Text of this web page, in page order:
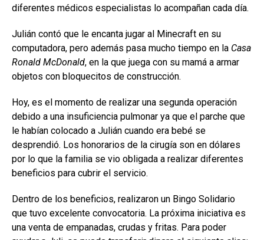
diferentes médicos especialistas lo acompañan cada día.
Julián contó que le encanta jugar al Minecraft en su
computadora, pero además pasa mucho tiempo en la Casa
Ronald McDonald, en la que juega con su mamá a armar
objetos con bloquecitos de construcción.
Hoy, es el momento de realizar una segunda operación
debido a una insuficiencia pulmonar ya que el parche que
le habían colocado a Julián cuando era bebé se
desprendió. Los honorarios de la cirugía son en dólares
por lo que la familia se vio obligada a realizar diferentes
beneficios para cubrir el servicio.
Dentro de los beneficios, realizaron un Bingo Solidario
que tuvo excelente convocatoria. La próxima iniciativa es
una venta de empanadas, crudas y fritas. Para poder